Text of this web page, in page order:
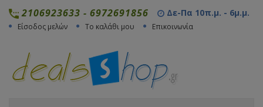
2106923633 - 6972691856 Δε-Πα 10π.μ. - 6μ.μ.
Είσοδος μελών Το καλάθι μου Επικοινωνία